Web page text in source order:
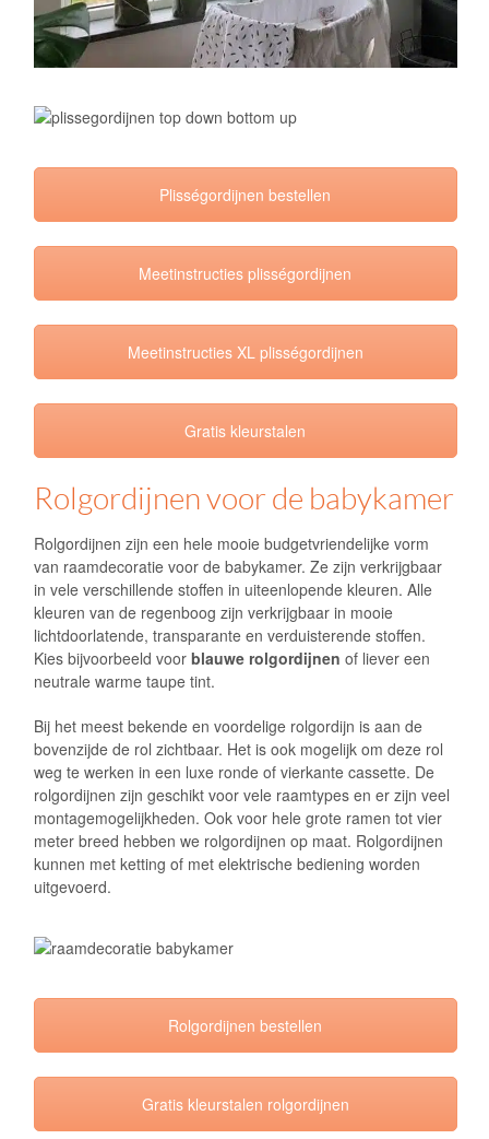
Plisségordijnen bestellen
Meetinstructies plisségordijnen
Meetinstructies XL plisségordijnen
Gratis kleurstalen
Rolgordijnen voor de babykamer
Rolgordijnen zijn een hele mooie budgetvriendelijke vorm
van raamdecoratie voor de babykamer. Ze zijn verkrijgbaar
in vele verschillende stoffen in uiteenlopende kleuren. Alle
kleuren van de regenboog zijn verkrijgbaar in mooie
lichtdoorlatende, transparante en verduisterende stoffen.
Kies bijvoorbeeld voor blauwe rolgordijnen of liever een
neutrale warme taupe tint.
Bij het meest bekende en voordelige rolgordijn is aan de
bovenzijde de rol zichtbaar. Het is ook mogelijk om deze rol
weg te werken in een luxe ronde of vierkante cassette. De
rolgordijnen zijn geschikt voor vele raamtypes en er zijn veel
montagemogelijkheden. Ook voor hele grote ramen tot vier
meter breed hebben we rolgordijnen op maat. Rolgordijnen
kunnen met ketting of met elektrische bediening worden
uitgevoerd.
Rolgordijnen bestellen
Gratis kleurstalen rolgordijnen